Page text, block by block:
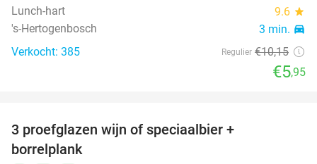
Lunch-hart
9.6 star
's-Hertogenbosch 3 min. directions_car
Verkocht: 385 Regulier €10,15
€5,95
3 proefglazen wijn of speciaalbier +
borrelplank